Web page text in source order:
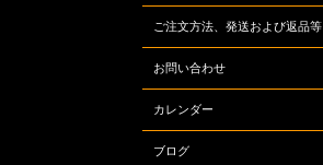
ご注文方法、発送および返品等
お問い合わせ
カレンダー
ブログ